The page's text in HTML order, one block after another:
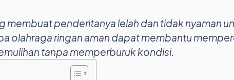
membuat penderitanya lelah dan tidak nyaman
olahraga ringan aman dapat membantu
tanpa memperburuk kondisi.